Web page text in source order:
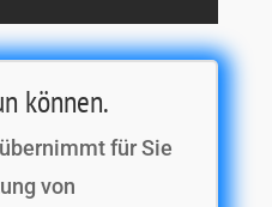
können.
für Sie
von